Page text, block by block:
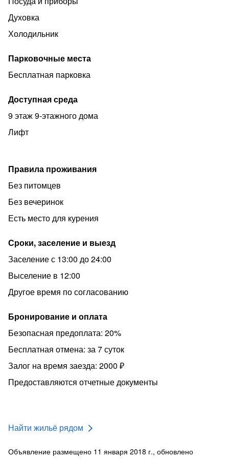
Духовка
Холодильник
Парковочные места
Бесплатная парковка
Доступная среда
9 этаж 9-этажного дома
Лифт
Правила проживания
Без питомцев
Без вечеринок
Есть место для курения
Сроки, заселение и выезд
Заселение с 13:00 до 24:00
Выселение в 12:00
Другое время по согласованию
Бронирование и оплата
Безопасная предоплата: 20%
Бесплатная отмена: за 7 суток
Залог на время заезда: 2000 ₽
Предоставляются отчетные документы
Найти жильё рядом
Объявление размещено 11 января 2018 г., обновлено